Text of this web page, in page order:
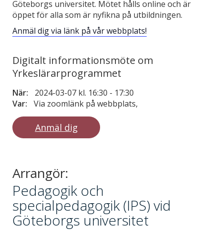
Göteborgs universitet. Mötet hålls online och är
öppet för alla som är nyfikna på utbildningen.
Anmäl dig via länk på vår webbplats!
Digitalt informationsmöte om
Yrkeslärarprogrammet
När: 2024-03-07 kl. 16:30 - 17:30
Var:
Via zoomlänk på webbplats,
Anmäl dig
Arrangör:
Pedagogik och
specialpedagogik (IPS) vid
Göteborgs universitet